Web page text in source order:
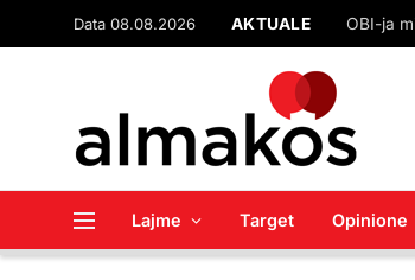
Data 08.08.2026
Lajme Target Opinione